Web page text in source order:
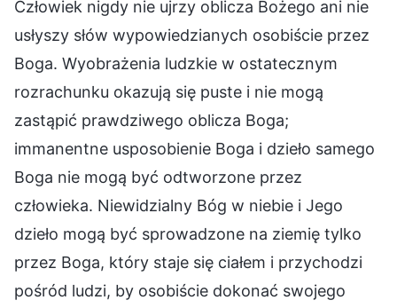
Człowiek nigdy nie ujrzy oblicza Bożego ani nie
usłyszy słów wypowiedzianych osobiście przez
Boga. Wyobrażenia ludzkie w ostatecznym
rozrachunku okazują się puste i nie mogą
zastąpić prawdziwego oblicza Boga;
immanentne usposobienie Boga i dzieło samego
Boga nie mogą być odtworzone przez
człowieka. Niewidzialny Bóg w niebie i Jego
dzieło mogą być sprowadzone na ziemię tylko
przez Boga, który staje się ciałem i przychodzi
pośród ludzi, by osobiście dokonać swojego